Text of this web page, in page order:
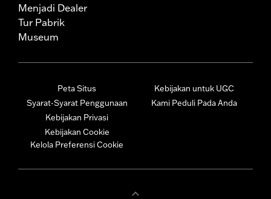
Menjadi Dealer
Tur Pabrik
Museum
Peta Situs
Syarat-Syarat Penggunaan
Kebijakan Privasi
Kebijakan Cookie
Kelola Preferensi Cookie
Kebijakan untuk UGC
Kami Peduli Pada Anda